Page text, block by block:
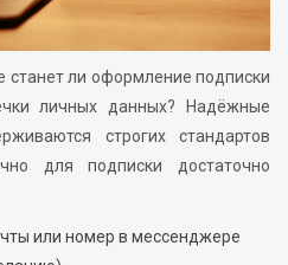
ли оформление подписки
личных данных? Надёжные
строгих стандартов
для подписки достаточно
или номер в мессенджере